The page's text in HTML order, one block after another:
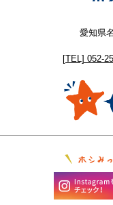
愛知県
[TEL] 052-